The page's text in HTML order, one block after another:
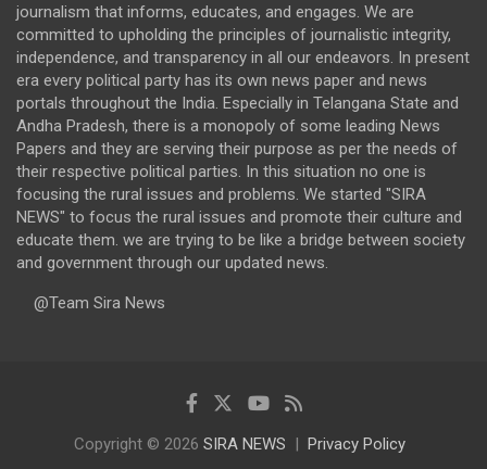
journalism that informs, educates, and engages. We are
committed to upholding the principles of journalistic integrity,
independence, and transparency in all our endeavors. In present
era every political party has its own news paper and news
portals throughout the India. Especially in Telangana State and
Andha Pradesh, there is a monopoly of some leading News
Papers and they are serving their purpose as per the needs of
their respective political parties. In this situation no one is
focusing the rural issues and problems. We started "SIRA
NEWS" to focus the rural issues and promote their culture and
educate them. we are trying to be like a bridge between society
and government through our updated news.
@Team Sira News
Copyright © 2026 SIRA NEWS Privacy Policy